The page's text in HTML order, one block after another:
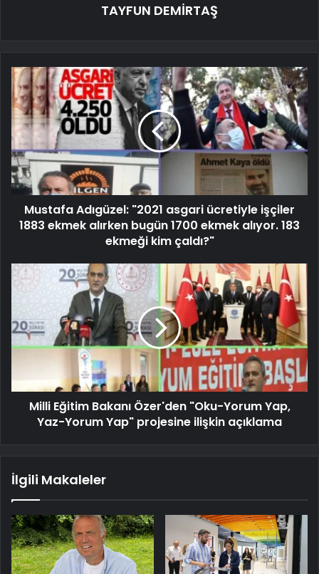
TAYFUN DEMİRTAŞ
Mustafa Adıgüzel: "2021 asgari ücretiyle işçiler
1883 ekmek alırken bugün 1700 ekmek alıyor. 183
ekmeği kim çaldı?"
Milli Eğitim Bakanı Özer'den "Oku-Yorum Yap,
Yaz-Yorum Yap" projesine ilişkin açıklama
İlgili Makaleler